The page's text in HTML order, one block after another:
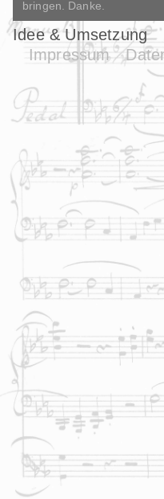
bringen. Danke.
Idee & Umsetzung
Impressum